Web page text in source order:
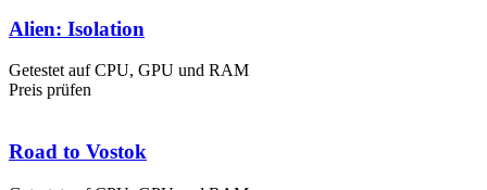
Alien: Isolation
Getestet auf CPU, GPU und RAM
Preis prüfen
Road to Vostok